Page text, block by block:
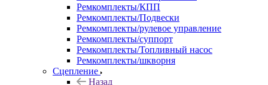
Ремкомплекты/КПП
Ремкомплекты/Подвески
Ремкомплекты/рулевое управление
Ремкомплекты/суппорт
Ремкомплекты/Топливный насос
Ремкомплекты/шкворня
Сцепление
Назад